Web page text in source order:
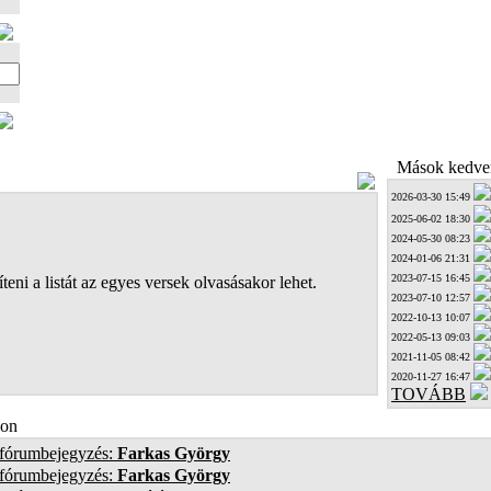
a listát az egyes versek olvasásakor lehet.
Mások
2026-03-30 15:49
2025-06-02 18:30
2024-05-30 08:23
2024-01-06 21:31
2023-07-15 16:45
2023-07-10 12:57
2022-10-13 10:07
2022-05-13 09:03
2021-11-05 08:42
2020-11-27 16:47
TOVÁBB
Farkas György
Farkas György